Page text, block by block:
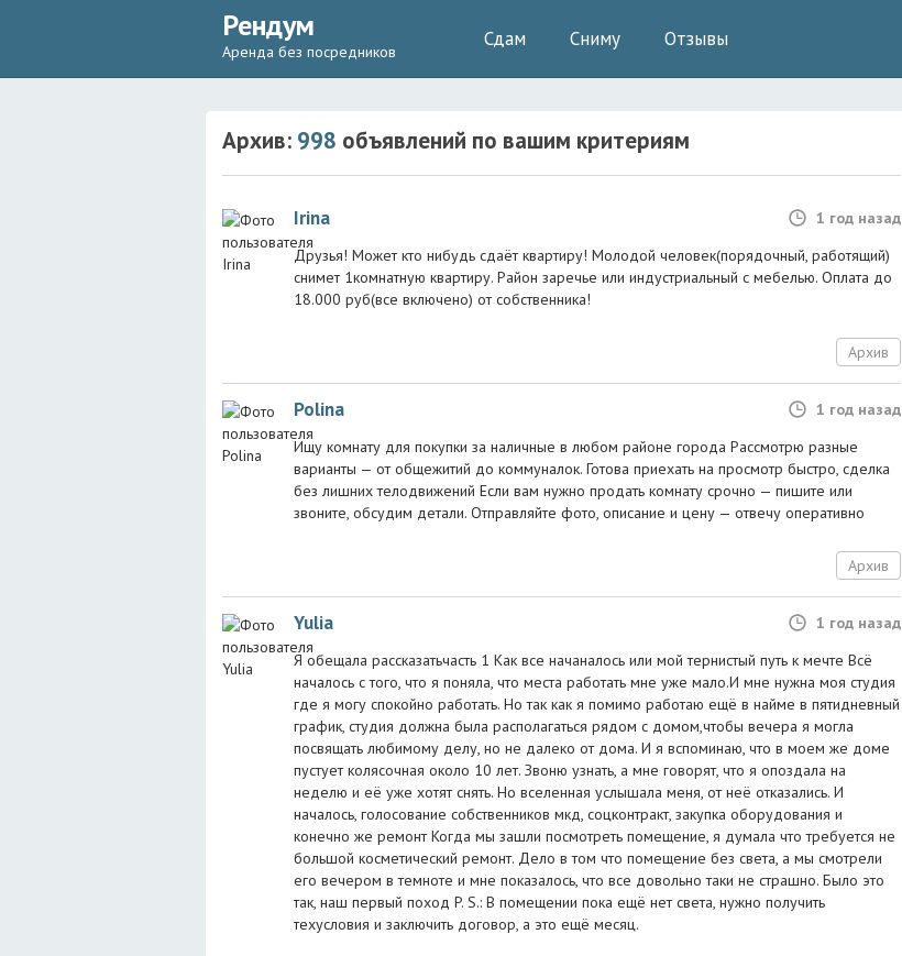
Рендум
Аренда без посредников
Сдам Сниму Отзывы
Архив: 998 объявлений по вашим критериям
Irina
1 год назад
Друзья! Может кто нибудь сдаёт квартиру! Молодой человек(порядочный, работящий)
снимет 1комнатную квартиру. Район заречье или индустриальный с мебелью. Оплата до
18.000 руб(все включено) от собственника!
Архив
Polina
1 год назад
Ищу комнату для покупки за наличные в любом районе города Рассмотрю разные
варианты — от общежитий до коммуналок. Готова приехать на просмотр быстро, сделка
без лишних телодвижений Если вам нужно продать комнату срочно — пишите или
звоните, обсудим детали. Отправляйте фото, описание и цену — отвечу оперативно
Архив
Yulia
1 год назад
Я обещала рассказатьчасть 1 Как все начаналось или мой тернистый путь к мечте Всё
началось с того, что я поняла, что места работать мне уже мало.И мне нужна моя студия
где я могу спокойно работать. Но так как я помимо работаю ещё в найме в пятидневный
график, студия должна была располагаться рядом с домом,чтобы вечера я могла
посвящать любимому делу, но не далеко от дома. И я вспоминаю, что в моем же доме
пустует колясочная около 10 лет. Звоню узнать, а мне говорят, что я опоздала на
неделю и её уже хотят снять. Но вселенная услышала меня, от неё отказались. И
началось, голосование собственников мкд, соцконтракт, закупка оборудования и
конечно же ремонт Когда мы зашли посмотреть помещение, я думала что требуется не
большой косметический ремонт. Дело в том что помещение без света, а мы смотрели
его вечером в темноте и мне показалось, что все довольно таки не страшно. Было это
так, наш первый поход P. S.: В помещении пока ещё нет света, нужно получить
техусловия и заключить договор, а это ещё месяц.